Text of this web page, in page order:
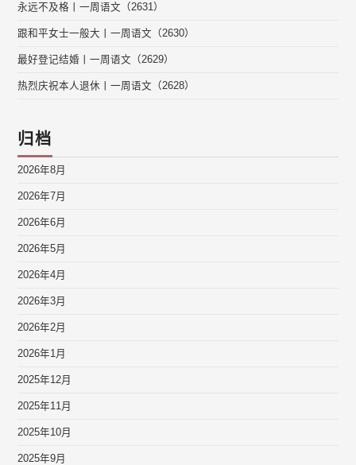
永远不及格丨一周语文（2631）
跟和平女士一般大丨一周语文（2630）
最好登记结婚丨一周语文（2629）
热烈庆祝本人退休丨一周语文（2628）
归档
2026年8月
2026年7月
2026年6月
2026年5月
2026年4月
2026年3月
2026年2月
2026年1月
2025年12月
2025年11月
2025年10月
2025年9月